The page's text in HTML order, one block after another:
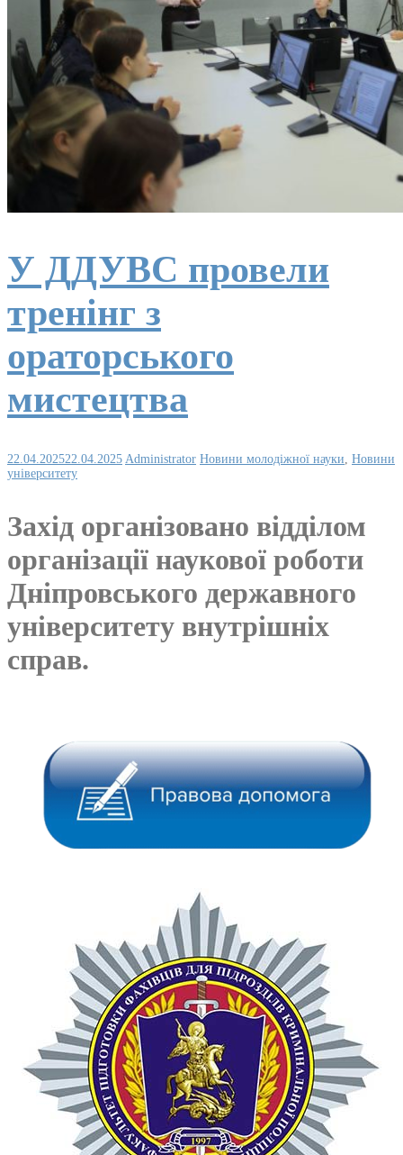
У ДДУВС провели
тренінг з
ораторського
мистецтва
22.04.202522.04.2025 Administrator Новини молодіжної науки Новини
університету
Захід організовано відділом
організації наукової роботи
Дніпровського державного
університету внутрішніх
справ.